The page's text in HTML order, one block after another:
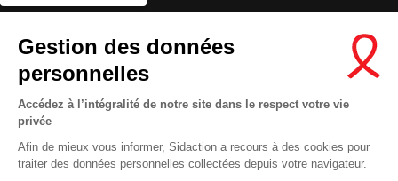
Gestion des données
personnelles
Accédez à l’intégralité de notre site dans le respect votre vie
privée
Afin de mieux vous informer, Sidaction a recours à des cookies pour
traiter des données personnelles collectées depuis votre navigateur.
Newsletter
Nous suivre sur les réseaux :